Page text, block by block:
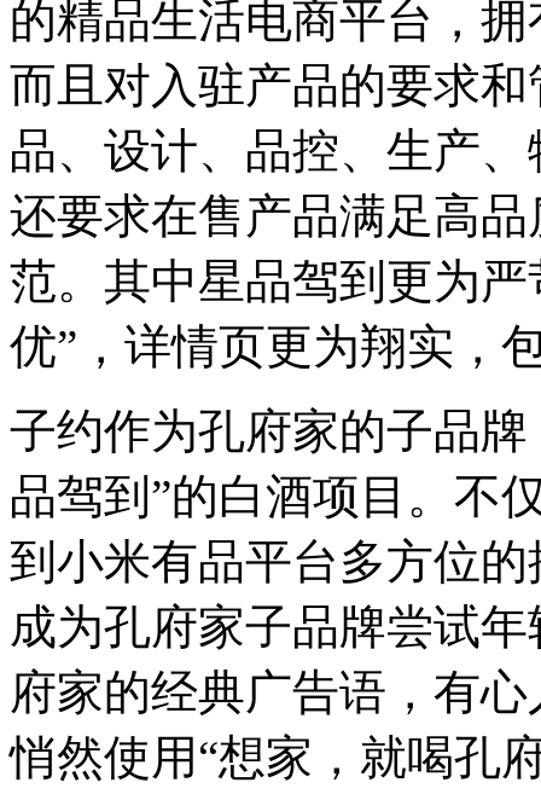
的精品生活电商平台，
而且对入驻产品的要求
品、设计、品控、生产
还要求在售产品满足高
范。其中星品驾到更为
优”，详情页更为翔实，
子约作为孔府家的子品
品驾到”的白酒项目。不
到小米有品平台多方位
成为孔府家子品牌尝试
府家的经典广告语，有
悄然使用“想家，就喝孔